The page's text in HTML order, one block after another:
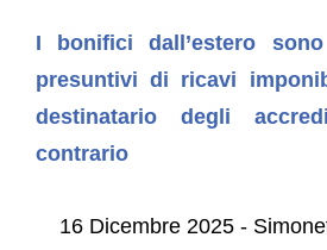
I bonifici dall’estero
presuntivi di ricavi
destinatario degli
contrario
16 Dicembre 2025 -